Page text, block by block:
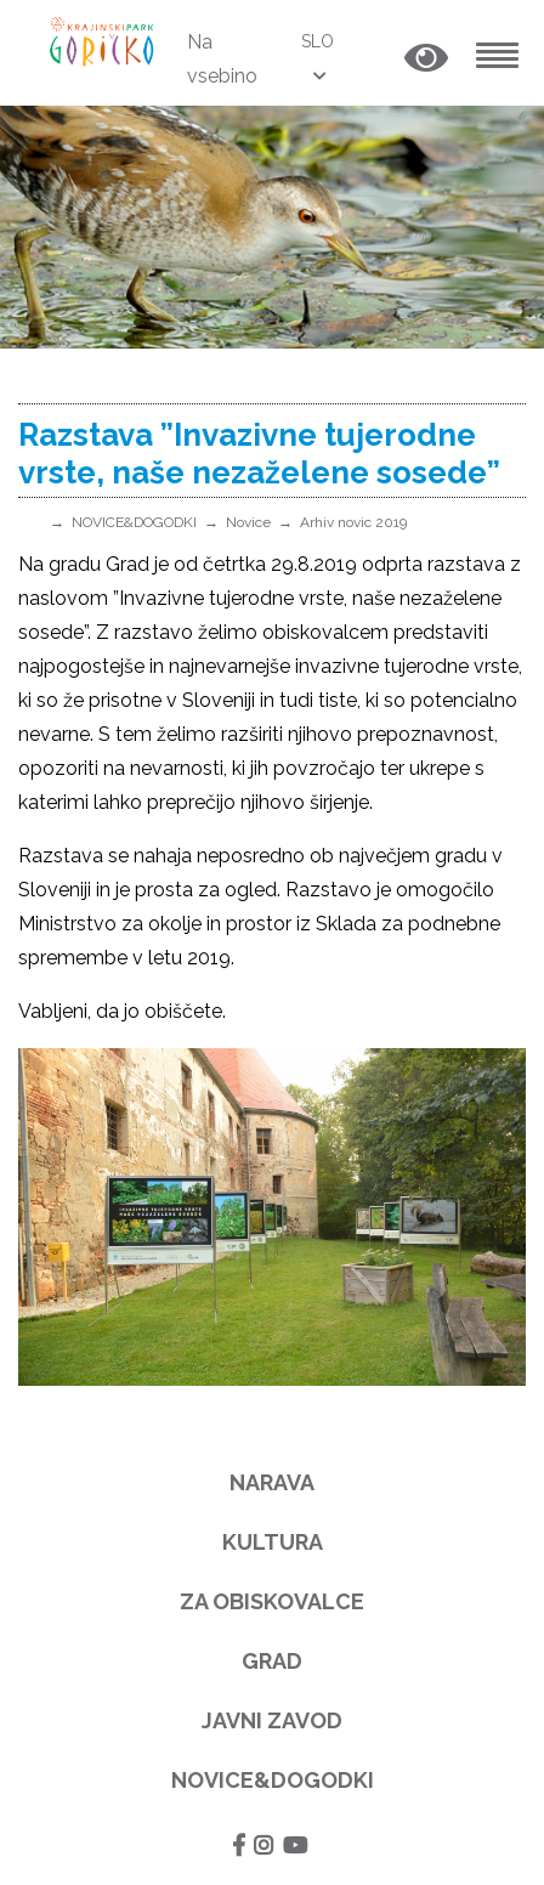
Na
vsebino
SLO
Razstava ”Invazivne tujerodne
vrste, naše nezaželene sosede”
NOVICE&DOGODKI Novice Arhiv novic 2019
Na gradu Grad je od četrtka 29.8.2019 odprta razstava z
naslovom ”Invazivne tujerodne vrste, naše nezaželene
sosede”. Z razstavo želimo obiskovalcem predstaviti
najpogostejše in najnevarnejše invazivne tujerodne vrste,
ki so že prisotne v Sloveniji in tudi tiste, ki so potencialno
nevarne. S tem želimo razširiti njihovo prepoznavnost,
opozoriti na nevarnosti, ki jih povzročajo ter ukrepe s
katerimi lahko preprečijo njihovo širjenje.
Razstava se nahaja neposredno ob največjem gradu v
Sloveniji in je prosta za ogled. Razstavo je omogočilo
Ministrstvo za okolje in prostor iz Sklada za podnebne
spremembe v letu 2019.
Vabljeni, da jo obiščete.
NARAVA
KULTURA
ZA OBISKOVALCE
GRAD
JAVNI ZAVOD
NOVICE&DOGODKI